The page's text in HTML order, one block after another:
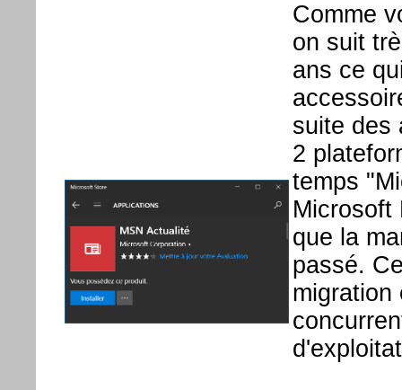
Comme
on suit
ans ce
suite des
2
temps
que la
passé.
migration